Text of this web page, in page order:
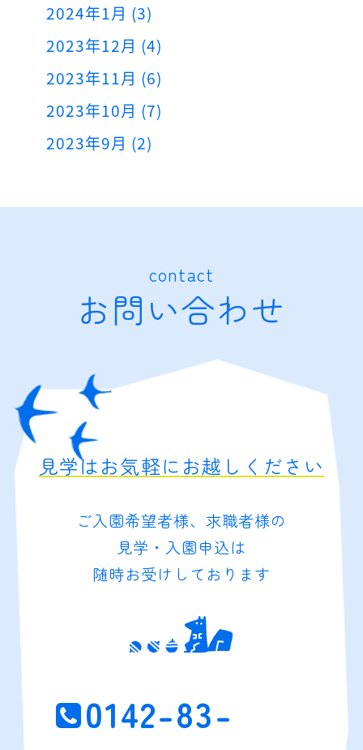
2024年1月 (3)
2023年12月 (4)
2023年11月 (6)
2023年10月 (7)
2023年9月 (2)
contact
お問い合わせ
見学はお気軽にお越しください
ご入園希望者様、求職者様の
見学・入園申込は
随時お受けしております
0142-83-